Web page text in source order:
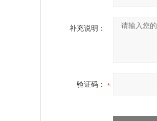
补充说明：
验证码：